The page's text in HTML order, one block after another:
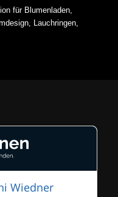
für Blumenladen,
Lauchringen,
Wiedner